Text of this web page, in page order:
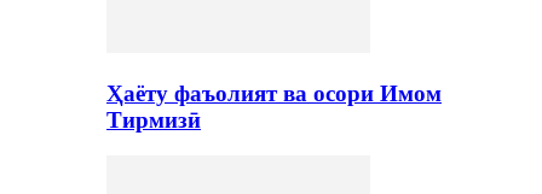
Ҳаёту фаъолият ва осори Имом
Тирмизӣ